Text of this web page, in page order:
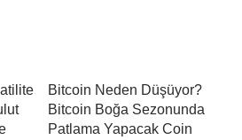
Bitcoin Neden Düşüyor?
Bitcoin Boğa Sezonunda
Patlama Yapacak Coin